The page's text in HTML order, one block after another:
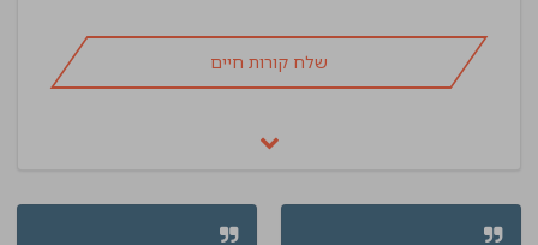
שלח קורות חיים